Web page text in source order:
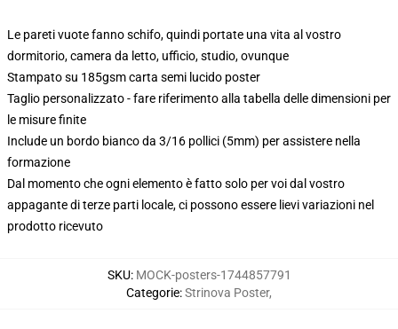
Le pareti vuote fanno schifo, quindi portate una vita al vostro
dormitorio, camera da letto, ufficio, studio, ovunque
Stampato su 185gsm carta semi lucido poster
Taglio personalizzato - fare riferimento alla tabella delle dimensioni per
le misure finite
Include un bordo bianco da 3/16 pollici (5mm) per assistere nella
formazione
Dal momento che ogni elemento è fatto solo per voi dal vostro
appagante di terze parti locale, ci possono essere lievi variazioni nel
prodotto ricevuto
SKU: MOCK-posters-1744857791
Categorie:Strinova Poster,